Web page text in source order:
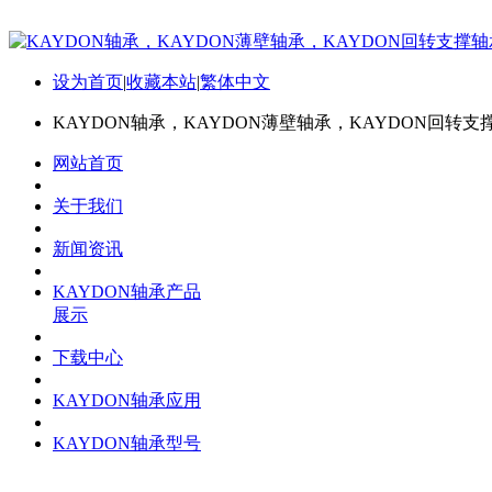
设为首页|收藏本站|繁体中文
KAYDON轴承，KAYDON薄壁轴承，KAYDON回转支
网站首页
关于我们
新闻资讯
KAYDON轴承产品
展示
下载中心
KAYDON轴承应用
KAYDON轴承型号